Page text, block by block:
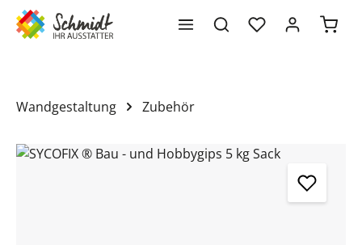
springen
Wandgestaltung Zubehör
Bildergalerie überspringen